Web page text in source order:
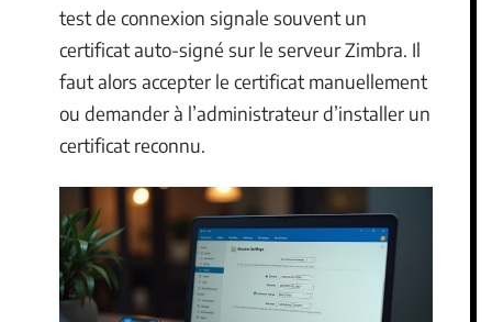
test de connexion signale souvent un
certificat auto-signé sur le serveur Zimbra. Il
faut alors accepter le certificat manuellement
ou demander à l’administrateur d’installer un
certificat reconnu.